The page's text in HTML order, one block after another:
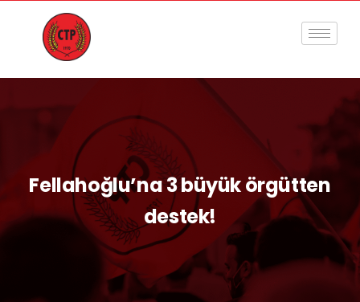
Fellahoğlu’na 3 büyük örgütten
destek!